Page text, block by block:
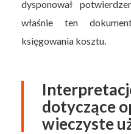
dysponował
właśnie ten
księgowania kosztu.
dotyczące
wieczyste